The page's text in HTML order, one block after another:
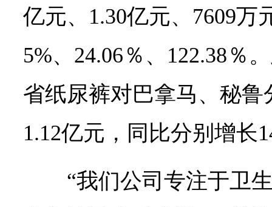
亿元、1.30亿元、7609万
5%、24.06％、122.38％
省纸尿裤对巴拿马、秘鲁
1.12亿元，同比分别增长
“我们公司专注于卫